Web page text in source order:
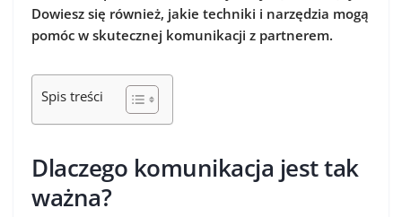
Dowiesz się również, jakie techniki i narzędzia mogą
pomóc w skutecznej komunikacji z partnerem.
Spis treści
Dlaczego komunikacja jest tak
ważna?